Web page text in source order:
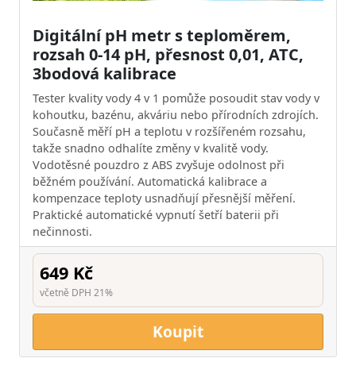
Digitální pH metr s teploměrem,
rozsah 0-14 pH, přesnost 0,01, ATC,
3bodová kalibrace
Tester kvality vody 4 v 1 pomůže posoudit stav vody v
kohoutku, bazénu, akváriu nebo přírodních zdrojích.
Současně měří pH a teplotu v rozšířeném rozsahu,
takže snadno odhalíte změny v kvalitě vody.
Vodotěsné pouzdro z ABS zvyšuje odolnost při
běžném používání. Automatická kalibrace a
kompenzace teploty usnadňují přesnější měření.
Praktické automatické vypnutí šetří baterii při
nečinnosti.
649 Kč
včetně DPH 21%
Koupit